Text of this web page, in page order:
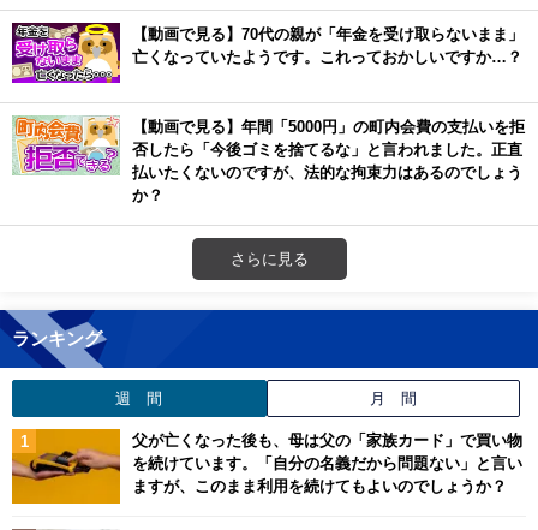
【動画で見る】70代の親が「年金を受け取らないまま」
亡くなっていたようです。これっておかしいですか…？
【動画で見る】年間「5000円」の町内会費の支払いを拒
否したら「今後ゴミを捨てるな」と言われました。正直
払いたくないのですが、法的な拘束力はあるのでしょう
か？
さらに見る
ランキング
週 間 月 間
父が亡くなった後も、母は父の「家族カード」で買い物
を続けています。「自分の名義だから問題ない」と言い
ますが、このまま利用を続けてもよいのでしょうか？